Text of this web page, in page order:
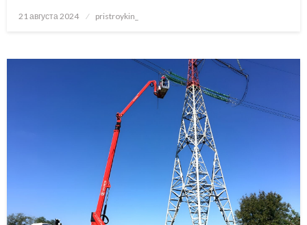
Posted
21 августа 2024 pristroykin_